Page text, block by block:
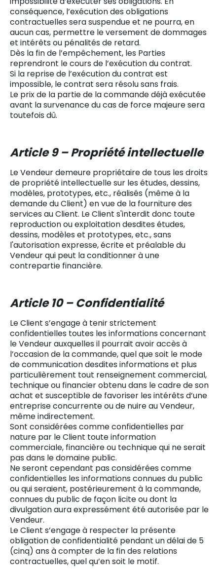
conséquence, l’exécution des obligations
contractuelles sera suspendue et ne pourra, en
aucun cas, permettre le versement de dommages
et intérêts ou pénalités de retard.
Dès la fin de l’empêchement, les Parties
reprendront le cours de l’exécution du contrat.
Si la reprise de l’exécution du contrat est
impossible, le contrat sera résolu sans frais.
Le prix de la partie de la commande déjà exécutée
avant la survenance du cas de force majeure sera
toutefois dû.
Article 9 – Propriété intellectuelle
Le Vendeur demeure propriétaire de tous les droits
de propriété intellectuelle sur les études, dessins,
modèles, prototypes, etc., réalisés (même à la
demande du Client) en vue de la fourniture des
services au Client. Le Client s'interdit donc toute
reproduction ou exploitation desdites études,
dessins, modèles et prototypes, etc., sans
l'autorisation expresse, écrite et préalable du
Vendeur qui peut la conditionner à une
contrepartie financière.
Article 10 – Confidentialité
Le Client s’engage à tenir strictement
confidentielles toutes les informations concernant
le Vendeur auxquelles il pourrait avoir accès à
l’occasion de la commande, quel que soit le mode
de communication desdites informations et plus
particulièrement tout renseignement commercial,
technique ou financier obtenu dans le cadre de son
achat et susceptible de favoriser les intérêts d’une
entreprise concurrente ou de nuire au Vendeur,
même indirectement.
Sont considérées comme confidentielles par
nature par le Client toute information
commerciale, financière ou technique qui ne serait
pas dans le domaine public.
Ne seront cependant pas considérées comme
confidentielles les informations connues du public
ou qui seraient, postérieurement à la commande,
connues du public de façon licite ou dont la
divulgation aura expressément été autorisée par le
Vendeur.
Le Client s’engage à respecter la présente
obligation de confidentialité pendant un délai de 5
(cinq) ans à compter de la fin des relations
contractuelles, quel qu’en soit le motif.